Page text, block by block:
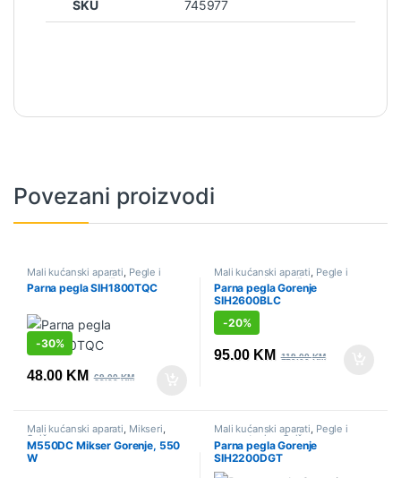
SKU 745977
Povezani proizvodi
Mali kućanski aparati Pegle i
parne stanice ,Sniženo
Parna pegla SIH1800TQC
-30%
48.00 KM 69.00KM
Mali kućanski aparati Pegle i
parne stanice ,Sniženo
Parna pegla Gorenje
SIH2600BLC
-20%
95.00 KM 119.00KM
Mali kućanski aparati, Mikseri,
Sniženo
M550DC Mikser Gorenje, 550
W
Mali kućanski aparati, Pegle i
parne stanice ,Sniženo
Parna pegla Gorenje
SIH2200DGT